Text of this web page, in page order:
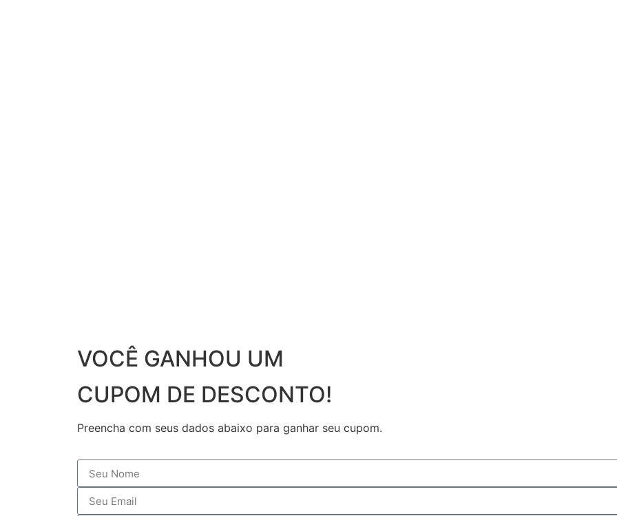
VOCÊ GANHOU UM
CUPOM DE DESCONTO!
Preencha com seus dados abaixo para ganhar seu cupom.